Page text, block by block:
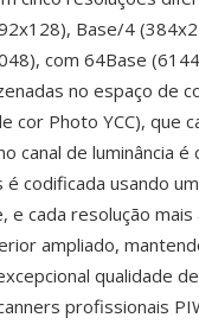
Base/4
com 64Base
no espaço de
cor Photo YCC), que
canal de luminância é
codificada usando
cada resolução
ampliado,
qualidade
profissionais